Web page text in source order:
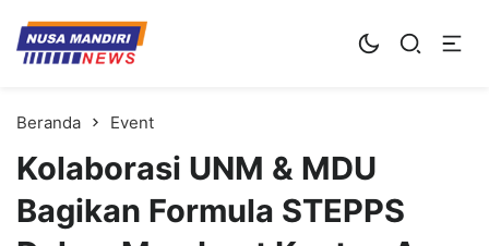
Kampus Digital Bisnis
Universitas Nusa Mandiri
Beranda Event
Kolaborasi UNM & MDU
Bagikan Formula STEPPS